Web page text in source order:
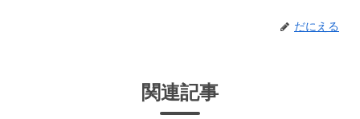
だにえる
関連記事